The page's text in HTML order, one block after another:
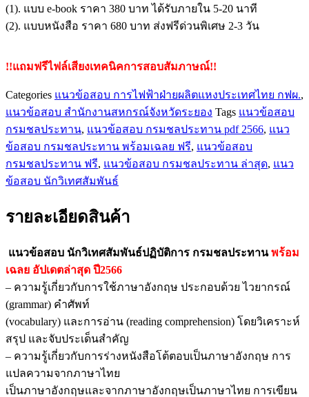
(1). แบบ e-book ราคา 380 บาท ได้รับภายใน 5-20 นาที
(2). แบบหนังสือ ราคา 680 บาท ส่งฟรีด่วนพิเศษ 2-3 วัน
!!แถมฟรีไฟล์เสียงเทคนิคการสอบสัมภาษณ์!!
Categories แนวข้อสอบ การไฟฟ้าฝ่ายผลิตแหงประเทศไทย กฟผ.,
แนวข้อสอบ สำนักงานสหกรณ์จังหวัดระยอง Tags แนวข้อสอบ
กรมชลประทาน, แนวข้อสอบ กรมชลประทาน pdf 2566, แนว
ข้อสอบ กรมชลประทาน พร้อมเฉลย ฟรี, แนวข้อสอบ
กรมชลประทาน ฟรี, แนวข้อสอบ กรมชลประทาน ล่าสุด, แนว
ข้อสอบ นักวิเทศสัมพันธ์
รายละเอียดสินค้า
แนวข้อสอบ นักวิเทศสัมพันธ์ปฏิบัติการ กรมชลประทานพร้อม
เฉลย อัปเดตล่าสุด ปี2566
– ความรู้เกี่ยวกับการใช้ภาษาอังกฤษ ประกอบด้วย ไวยากรณ์
(grammar) คำศัพท์
(vocabulary) และการอ่าน (reading comprehension) โดยวิเคราะห์
สรุป และจับประเด็นสำคัญ
– ความรู้เกี่ยวกับการร่างหนังสือโต้ตอบเป็นภาษาอังกฤษ การ
แปลความจากภาษาไทย
เป็นภาษาอังกฤษและจากภาษาอังกฤษเป็นภาษาไทย การเขียน